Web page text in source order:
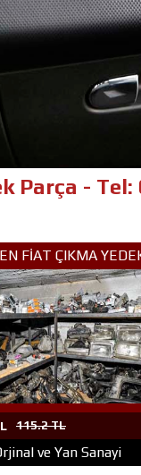
Tel: 0 312
FİAT ÇIKMA
ANKARA (7)
115.2 TL
%20 İndirim
ve Yan Sanayi